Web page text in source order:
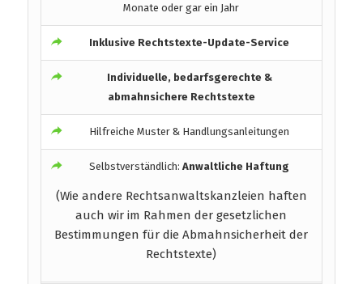
Monate oder gar ein Jahr
Inklusive Rechtstexte-Update-Service
Individuelle, bedarfsgerechte &
abmahnsichere Rechtstexte
Hilfreiche Muster & Handlungsanleitungen
Selbstverständlich:Anwaltliche Haftung
(Wie andere Rechtsanwaltskanzleien haften
auch wir im Rahmen der gesetzlichen
Bestimmungen für die Abmahnsicherheit der
Rechtstexte)